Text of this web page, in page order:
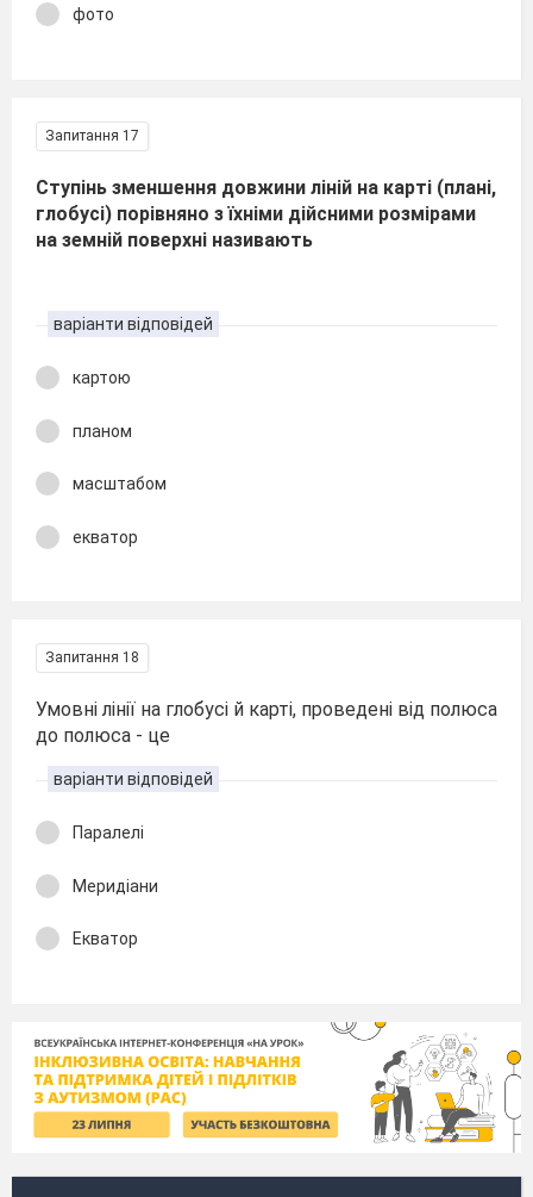
фото
Запитання 17
Ступінь зменшення довжини ліній на карті (плані,
глобусі) порівняно з їхніми дійсними розмірами
на земній поверхні називають
варіанти відповідей
картою
планом
масштабом
екватор
Запитання 18
Умовні лінії на глобусі й карті, проведені від полюса
до полюса - це
варіанти відповідей
Паралелі
Меридіани
Екватор